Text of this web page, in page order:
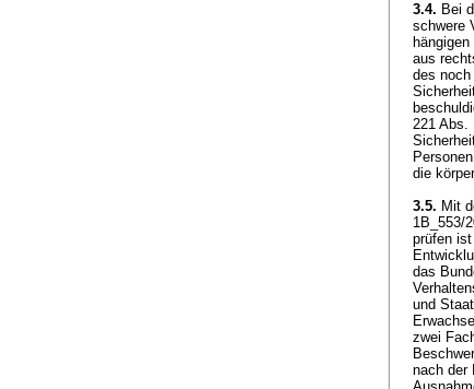
3.4. Bei
schwere
aus
des noch
221
die
3.5. Mit
1B_553/
prüfen
das
und
zwei
nach der